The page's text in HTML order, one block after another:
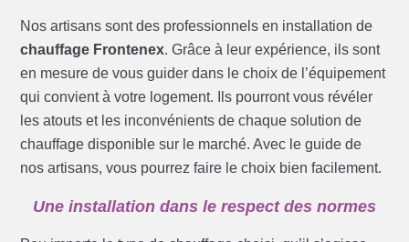
Nos artisans sont des professionnels en installation de
chauffage Frontenex. Grâce à leur expérience, ils sont
en mesure de vous guider dans le choix de l’équipement
qui convient à votre logement. Ils pourront vous révéler
les atouts et les inconvénients de chaque solution de
chauffage disponible sur le marché. Avec le guide de
nos artisans, vous pourrez faire le choix bien facilement.
Une installation dans le respect des normes